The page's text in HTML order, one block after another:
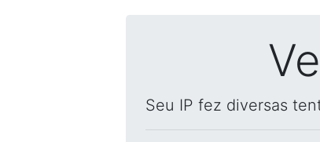
Seu IP fez diversas